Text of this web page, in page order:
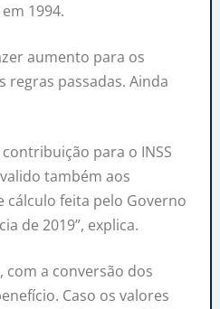
1994.
aumento para os
regras passadas. Ainda
para o INSS
também aos
feita pelo Governo
de 2019”, explica.
com a conversão dos
Caso os valores